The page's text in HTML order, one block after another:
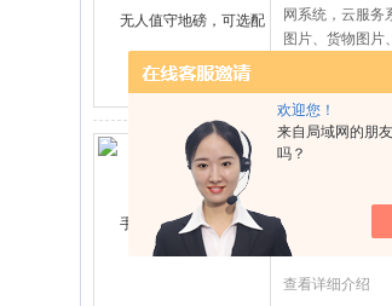
欢迎您！
来自局域网的朋
吗？
网系统，云服务
图片、货物图片
手机微信扫码
手机微信扫码
全天24小时机
项即可打印称重
查看详细介绍